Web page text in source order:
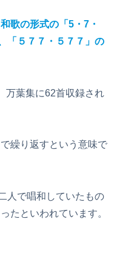
歌の形式の「5・7・
「５７７・５７７」の
万葉集に62首収録され
繰り返すという意味で
人で唱和していたもの
たといわれています。